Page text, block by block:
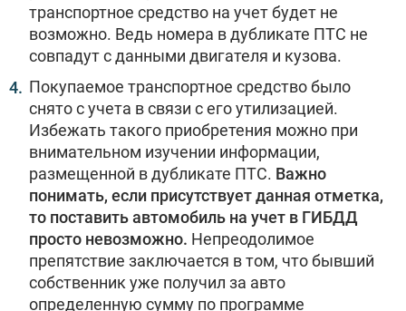
транспортное средство на учет будет не
возможно. Ведь номера в дубликате ПТС не
совпадут с данными двигателя и кузова.
Покупаемое транспортное средство было
снято с учета в связи с его утилизацией.
Избежать такого приобретения можно при
внимательном изучении информации,
размещенной в дубликате ПТС. Важно
понимать, если присутствует данная отметка,
то поставить автомобиль на учет в ГИБДД
просто невозможно. Непреодолимое
препятствие заключается в том, что бывший
собственник уже получил за авто
определенную сумму по программе